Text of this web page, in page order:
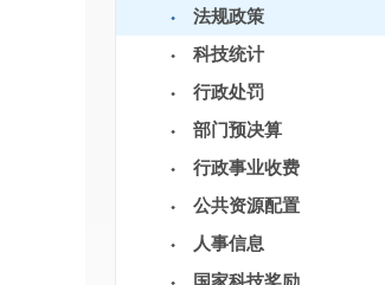
法规政策
科技统计
行政处罚
部门预决算
行政事业收费
公共资源配置
人事信息